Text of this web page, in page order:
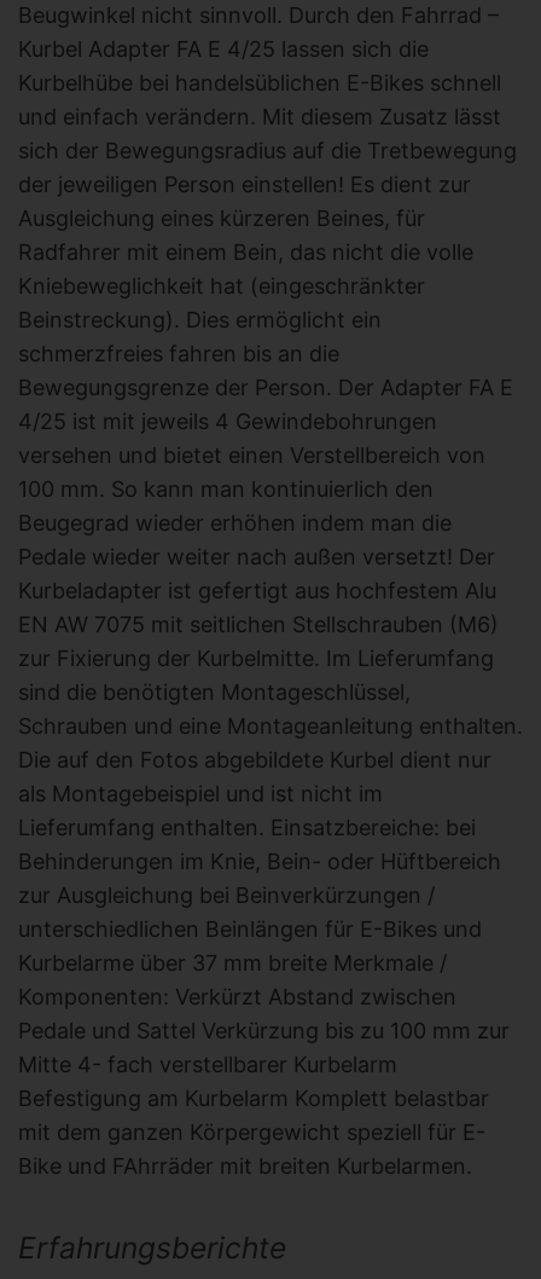
Beugwinkel nicht sinnvoll. Durch den Fahrrad –
Kurbel Adapter FA E 4/25 lassen sich die
Kurbelhübe bei handelsüblichen E-Bikes schnell
und einfach verändern. Mit diesem Zusatz lässt
sich der Bewegungsradius auf die Tretbewegung
der jeweiligen Person einstellen! Es dient zur
Ausgleichung eines kürzeren Beines, für
Radfahrer mit einem Bein, das nicht die volle
Kniebeweglichkeit hat (eingeschränkter
Beinstreckung). Dies ermöglicht ein
schmerzfreies fahren bis an die
Bewegungsgrenze der Person. Der Adapter FA E
4/25 ist mit jeweils 4 Gewindebohrungen
versehen und bietet einen Verstellbereich von
100 mm. So kann man kontinuierlich den
Beugegrad wieder erhöhen indem man die
Pedale wieder weiter nach außen versetzt! Der
Kurbeladapter ist gefertigt aus hochfestem Alu
EN AW 7075 mit seitlichen Stellschrauben (M6)
zur Fixierung der Kurbelmitte. Im Lieferumfang
sind die benötigten Montageschlüssel,
Schrauben und eine Montageanleitung enthalten.
Die auf den Fotos abgebildete Kurbel dient nur
als Montagebeispiel und ist nicht im
Lieferumfang enthalten. Einsatzbereiche: bei
Behinderungen im Knie, Bein- oder Hüftbereich
zur Ausgleichung bei Beinverkürzungen /
unterschiedlichen Beinlängen für E-Bikes und
Kurbelarme über 37 mm breite Merkmale /
Komponenten: Verkürzt Abstand zwischen
Pedale und Sattel Verkürzung bis zu 100 mm zur
Mitte 4- fach verstellbarer Kurbelarm
Befestigung am Kurbelarm Komplett belastbar
mit dem ganzen Körpergewicht speziell für E-
Bike und FAhrräder mit breiten Kurbelarmen.
Erfahrungsberichte